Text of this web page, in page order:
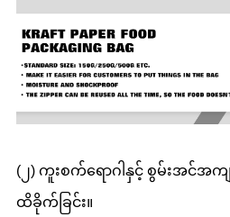
(၂) ကူးစက်ရောဂါနှင့် စွမ်းအင်အ
ထိခိုက်ခြင်း။